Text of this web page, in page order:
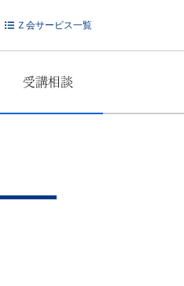
Ｚ会サービス一覧
受講相談